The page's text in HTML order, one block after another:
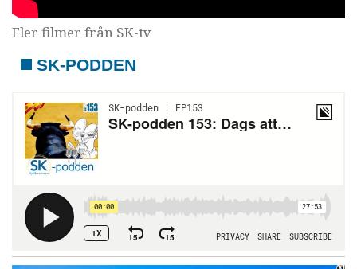
Fler filmer från SK-tv
SK-PODDEN